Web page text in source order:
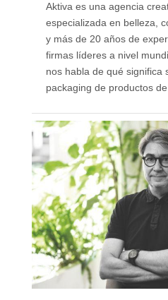
Aktiva es una agencia
especializada en belleza,
y más de 20 años de
firmas líderes a nivel
nos habla de qué significa
packaging de productos